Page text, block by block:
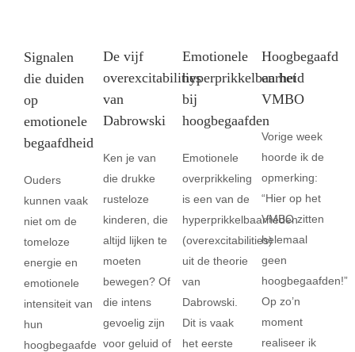
Signalen
die duiden
op
emotionele
begaafdheid
Ouders
kunnen vaak
niet om de
tomeloze
energie en
emotionele
intensiteit van
hun
hoogbegaafde
De vijf
overexcitabilities
van
Dabrowski
Ken je van
die drukke
rusteloze
kinderen, die
altijd lijken te
moeten
bewegen? Of
die intens
gevoelig zijn
voor geluid of
Emotionele
hyperprikkelbaarheid
bij
hoogbegaafden
Emotionele
overprikkeling
is een van de
hyperprikkelbaarheden
(overexcitabilities)
uit de theorie
van
Dabrowski.
Dit is vaak
het eerste
Hoogbegaafd
en het
VMBO
Vorige week
hoorde ik de
opmerking:
“Hier op het
VMBO zitten
helemaal
geen
hoogbegaafden!”
Op zo’n
moment
realiseer ik